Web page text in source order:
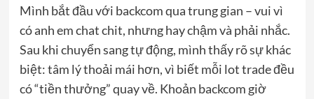
Mình bắt đầu với backcom qua trung gian – vui vì
có anh em chat chit, nhưng hay chậm và phải nhắc.
Sau khi chuyển sang tự động, mình thấy rõ sự khác
biệt: tâm lý thoải mái hơn, vì biết mỗi lot trade đều
có “tiền thưởng” quay về. Khoản backcom giờ